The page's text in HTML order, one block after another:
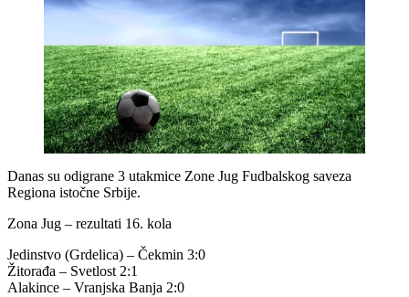
Danas su odigrane 3 utakmice Zone Jug Fudbalskog saveza
Regiona istočne Srbije.
Zona Jug – rezultati 16. kola
Jedinstvo (Grdelica) – Čekmin 3:0
Žitorađa – Svetlost 2:1
Alakince – Vranjska Banja 2:0